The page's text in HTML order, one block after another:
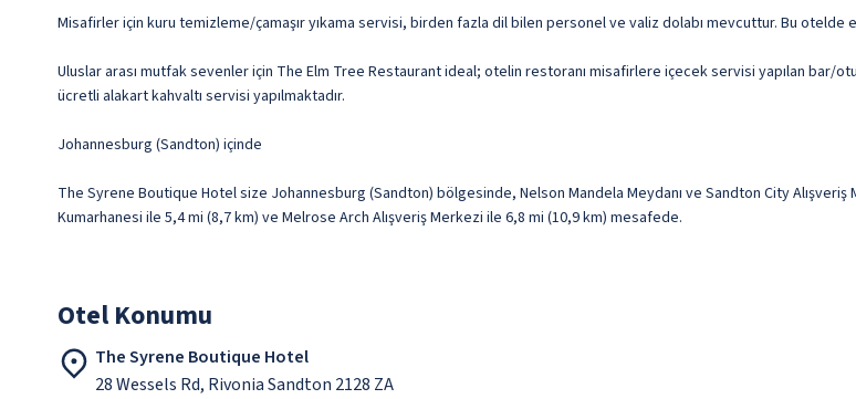
Misafirler için kuru temizleme/çamaşır yıkama servisi, birden fazla dil bilen personel ve valiz dolabı mevcuttur. Bu otelde
Uluslar arası mutfak sevenler için The Elm Tree Restaurant ideal; otelin restoranı misafirlere içecek servisi yapılan bar/
ücretli alakart kahvaltı servisi yapılmaktadır.
Johannesburg (Sandton) içinde
The Syrene Boutique Hotel size Johannesburg (Sandton) bölgesinde, Nelson Mandela Meydanı ve Sandton City
Kumarhanesi ile 5,4 mi (8,7 km) ve Melrose Arch Alışveriş Merkezi ile 6,8 mi (10,9 km) mesafede.
Otel Konumu
The Syrene Boutique Hotel
28 Wessels Rd, Rivonia Sandton 2128 ZA